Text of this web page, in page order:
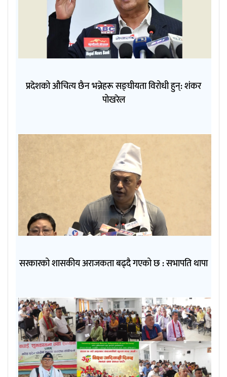
प्रदेशको औचित्य छैन भन्नेहरू सङ्घीयता विरोधी हुन्: शंकर
पोखरेल
सरकारको शासकीय अराजकता बढ्दै गएको छ : सभापति थापा